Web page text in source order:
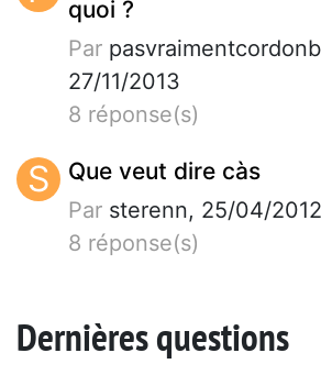
quoi ?
Par
27/11/2013
8 réponse(s)
S Que veut dire càs
Par sterenn, 25/04/2012
8 réponse(s)
Dernières questions